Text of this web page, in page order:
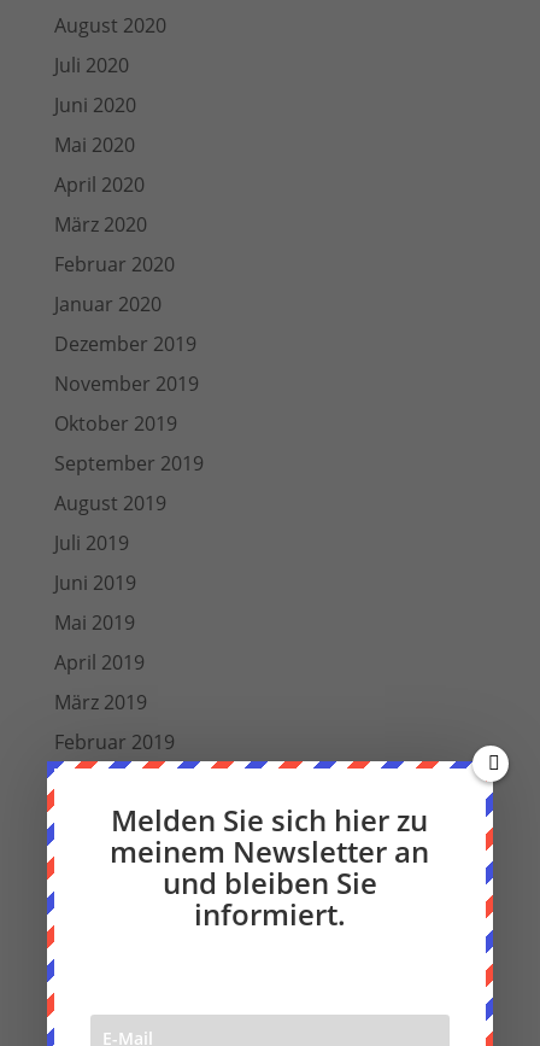
August 2020
Juli 2020
Juni 2020
Mai 2020
April 2020
März 2020
Februar 2020
Januar 2020
Dezember 2019
November 2019
Oktober 2019
September 2019
August 2019
Juli 2019
Juni 2019
Mai 2019
April 2019
März 2019
Februar 2019
Dezember 2018
Oktober 2018
September 2018
August 2018
Juli 2018
Juni 2018
Melden Sie sich hier zu
meinem Newsletter an
und bleiben Sie
informiert.